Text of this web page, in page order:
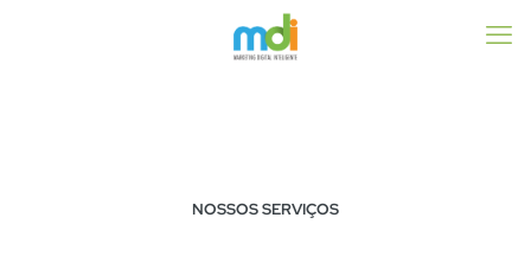
NOSSOS SERVIÇOS